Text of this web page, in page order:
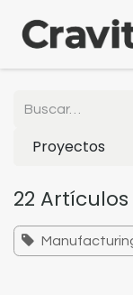
Proyectos
22 Artículos